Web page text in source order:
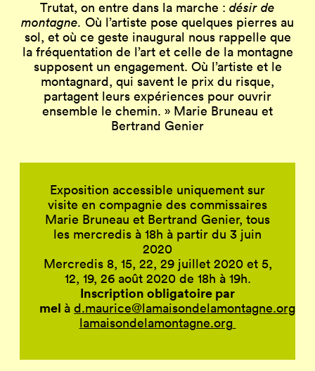
Trutat, on entre dans la marche : désir de
montagne. Où l’artiste pose quelques pierres au
sol, et où ce geste inaugural nous rappelle que
la fréquentation de l’art et celle de la montagne
supposent un engagement. Où l’artiste et le
montagnard, qui savent le prix du risque,
partagent leurs expériences pour ouvrir
ensemble le chemin. » Marie Bruneau et
Bertrand Genier
Exposition accessible uniquement sur
visite en compagnie des commissaires
Marie Bruneau et Bertrand Genier, tous
les mercredis à 18h à partir du 3 juin
2020
Mercredis 8, 15, 22, 29 juillet 2020 et 5,
12, 19, 26 août 2020 de 18h à 19h.
Inscription obligatoire par
mel à d.maurice@lamaisondelamontagne.org
lamaisondelamontagne.org